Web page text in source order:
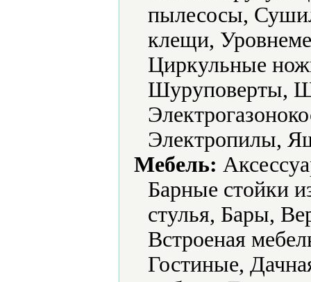
пылесосы,
клещи,
Циркульные
Шуруповерты,
Электропилы,
Мебель:
Барные стойки
стулья, Бары,
Встроеная
Гостиные,